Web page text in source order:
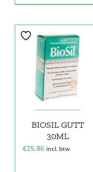
BIOSIL GUTT
30ML
€25,86 incl. btw